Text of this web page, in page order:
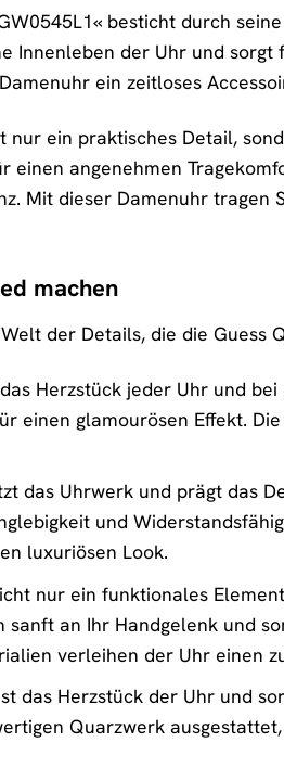
besticht durch
Innenleben der Uhr und
ein zeitloses
nur ein praktisches Detail,
einen angenehmen
Mit dieser Damenuhr
machen
der Details, die die
Herzstück jeder Uhr und
einen glamourösen Effekt.
das Uhrwerk und prägt das
und
luxuriösen Look.
nur ein funktionales
sanft an Ihr Handgelenk und
verleihen der Uhr einen
das Herzstück der Uhr und
Quarzwerk